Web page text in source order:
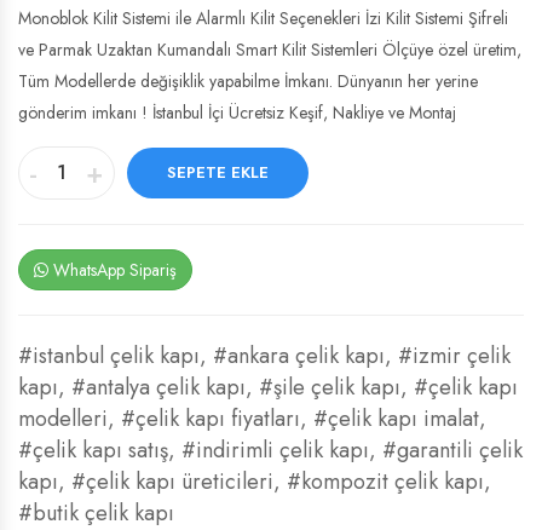
Monoblok Kilit Sistemi ile Alarmlı Kilit Seçenekleri İzi Kilit Sistemi Şifreli
ve Parmak Uzaktan Kumandalı Smart Kilit Sistemleri Ölçüye özel üretim,
Tüm Modellerde değişiklik yapabilme İmkanı. Dünyanın her yerine
gönderim imkanı ! İstanbul İçi Ücretsiz Keşif, Nakliye ve Montaj
- + SEPETE EKLE
WhatsApp Sipariş
#istanbul çelik kapı, #ankara çelik kapı, #izmir çelik
kapı, #antalya çelik kapı, #şile çelik kapı, #çelik kapı
modelleri, #çelik kapı fiyatları, #çelik kapı imalat,
#çelik kapı satış, #indirimli çelik kapı, #garantili çelik
kapı, #çelik kapı üreticileri, #kompozit çelik kapı,
#butik çelik kapı